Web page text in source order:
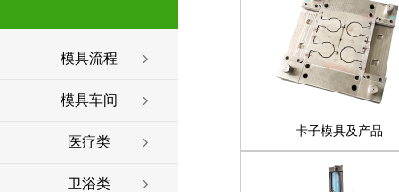
模具流程
模具车间
医疗类
卫浴类
卡子模具及产品